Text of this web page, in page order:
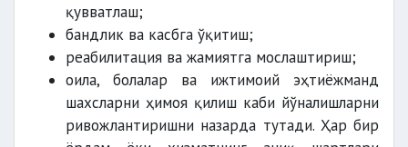
қувватлаш;
бандлик ва касбга ўқитиш;
реабилитация ва жамиятга мослаштириш;
оила, болалар ва ижтимоий эҳтиёжманд
шахсларни ҳимоя қилиш каби йўналишларни
ривожлантиришни назарда тутади. Ҳар бир